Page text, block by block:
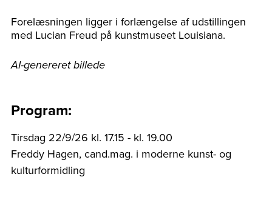
Forelæsningen ligger i forlængelse af udstillingen
med Lucian Freud på kunstmuseet Louisiana.
AI-genereret billede
Program:
Tirsdag 22/9/26 kl. 17.15 - kl. 19.00
Freddy Hagen, cand.mag. i moderne kunst- og
kulturformidling